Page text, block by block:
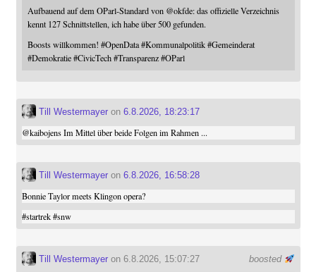
Aufbauend auf dem OParl-Standard von @okfde: das offizielle Verzeichnis
kennt 127 Schnittstellen, ich habe über 500 gefunden.
Boosts willkommen! #OpenData #Kommunalpolitik #Gemeinderat
#Demokratie #CivicTech #Transparenz #OParl
Till Westermayeron 6.8.2026, 18:23:17
@kaibojensIm Mittel über beide Folgen im Rahmen ...
Till Westermayeron 6.8.2026, 16:58:28
Bonnie Taylor meets Klingon opera?
#startrek #snw
boosted
Till Westermayeron 6.8.2026, 15:07:27